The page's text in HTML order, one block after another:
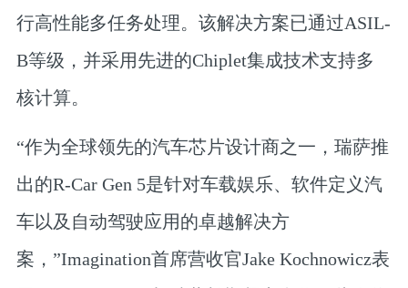
行高性能多任务处理。该解决方案已通过ASIL-
B等级，并采用先进的Chiplet集成技术支持多
核计算。
“作为全球领先的汽车芯片设计商之一，瑞萨推
出的R-Car Gen 5是针对车载娱乐、软件定义汽
车以及自动驾驶应用的卓越解决方
案，”Imagination首席营收官Jake Kochnowicz表